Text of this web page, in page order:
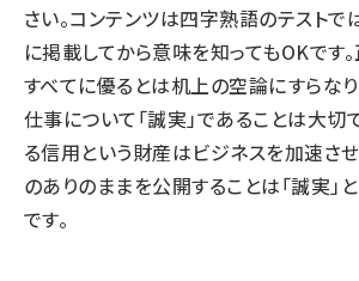
さい。コンテンツは四字熟語のテストで
に掲載してから意味を知ってもOKです
すべてに優るとは机上の空論にすらなり
仕事について「誠実」であることは大切
る信用という財産はビジネスを加速させ
のありのままを公開することは「誠実」
です。